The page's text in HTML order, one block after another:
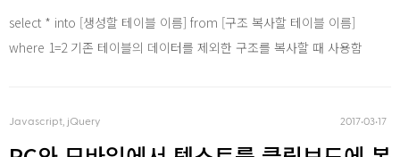
Reactjs
select * into [생성할 테이블 이름] from [구조 복사할 테이블 이름]
where 1=2 기존 테이블의 데이터를 제외한 구조를 복사할 때 사용함
Javascript, jQuery 2017‧03‧17